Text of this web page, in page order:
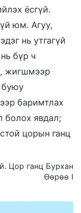
ёсгүй.
юм. Агуу,
нь утгагүй
бүр ч
жигшмээр
буюу
баримтлах
болох явдал;
цорын ганц
Цор ганц Бурхан
Өөрөө I